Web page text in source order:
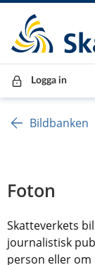
Till innehåll
Till navigationen
Till chattrobot
Logga in
Bildbanken
Foton
Skatteverkets
journalistisk
person eller